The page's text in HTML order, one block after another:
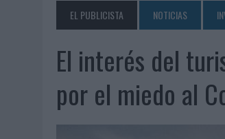
MAHOU REIVINDICA EL RITUAL
07/08/2026 | MG SPIRIT RELANZA SU
07/08/2026
PATRÓN CONVIERTE EL
07/08/2026 |
EL VERANO PONE A PRUEBA
07/08/2026
VUELING CONVIERTE LOS
EL PUBLICISTA NOTICIAS
El interés del
por el miedo al